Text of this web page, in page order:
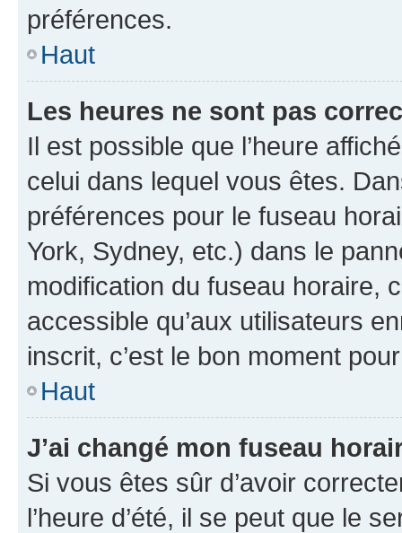
préférences.
Haut
Les heures ne sont pas
Il est possible que l’heure
celui dans lequel vous êtes.
préférences pour le fuseau
York, Sydney, etc.) dans le
modification du fuseau horaire,
accessible qu’aux utilisateurs
inscrit, c’est le bon moment
Haut
J’ai changé mon fuseau
Si vous êtes sûr d’avoir
l’heure d’été, il se peut que le